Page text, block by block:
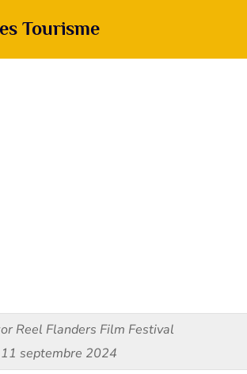
Tourisme
Reel Flanders Film Festival
septembre 2024